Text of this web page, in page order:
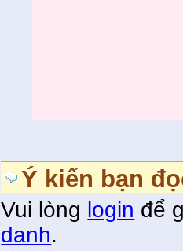
Ý kiến bạn
Vui lòng login để
danh.